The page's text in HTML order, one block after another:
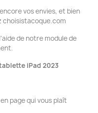
vos envies, et bien
choisistacoque.com
de notre module de
iPad 2023
page qui vous plaît